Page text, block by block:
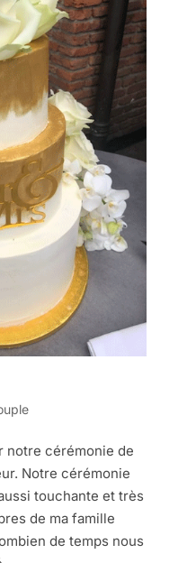
notre cérémonie de
Notre cérémonie
touchante et très
de ma famille
de temps nous